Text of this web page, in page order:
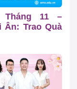
11 –
Ân: Trao Quà